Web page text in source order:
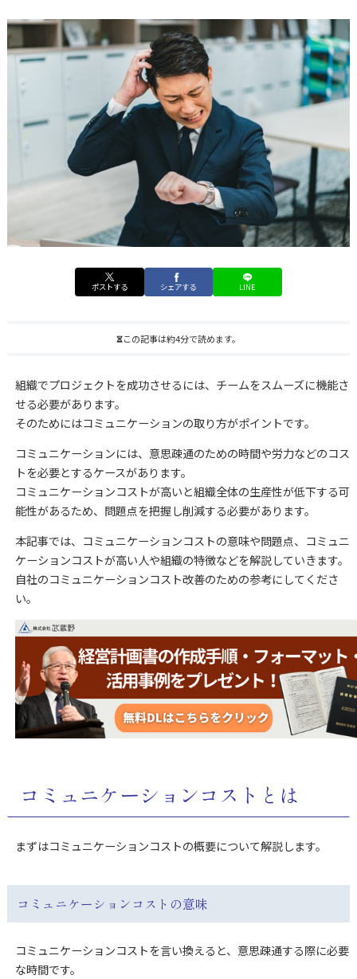
ポストする シェアする LINE
この記事は約4分で読めます。
組織でプロジェクトを成功させるには、チームをスムーズに機能さ
せる必要があります。
そのためにはコミュニケーションの取り方がポイントです。
コミュニケーションには、意思疎通のための時間や労力などのコス
トを必要とするケースがあります。
コミュニケーションコストが高いと組織全体の生産性が低下する可
能性があるため、問題点を把握し削減する必要があります。
本記事では、コミュニケーションコストの意味や問題点、コミュニ
ケーションコストが高い人や組織の特徴などを解説していきます。
自社のコミュニケーションコスト改善のための参考にしてくださ
い。
コミュニケーションコストとは
まずはコミュニケーションコストの概要について解説します。
コミュニケーションコストの意味
コミュニケーションコストを言い換えると、意思疎通する際に必要
な時間です。